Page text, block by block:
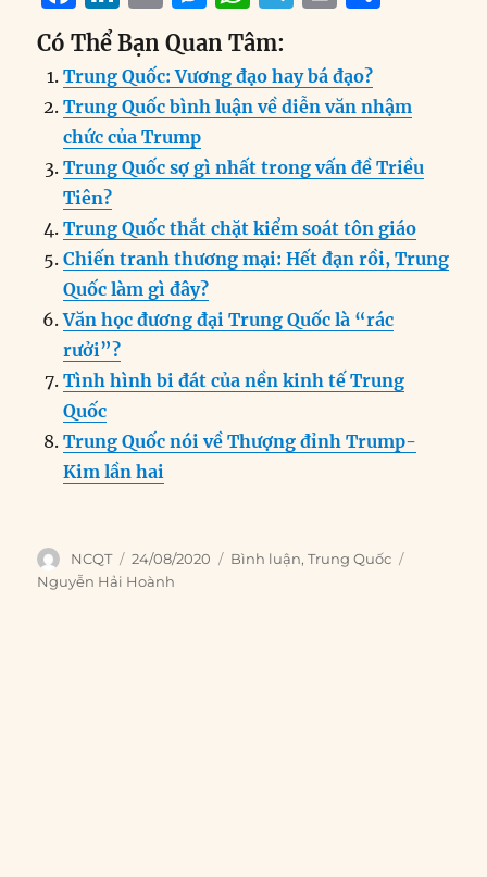
a
c
e
b
o
o
k
n
k
e
d
I
m
ai
l
e
ss
e
n
g
h
at
s
A
p
e
g
r
a
n
t
re
Có Thể Bạn Quan Tâm:
Trung Quốc: Vương đạo hay bá đạo?
Trung Quốc bình luận về diễn văn nhậm
chức của Trump
Trung Quốc sợ gì nhất trong vấn đề Triều
Tiên?
Trung Quốc thắt chặt kiểm soát tôn giáo
Chiến tranh thương mại: Hết đạn rồi, Trung
Quốc làm gì đây?
Văn học đương đại Trung Quốc là “rác
rưởi”?
Tình hình bi đát của nền kinh tế Trung
Quốc
Trung Quốc nói về Thượng đỉnh Trump-
Kim lần hai
Author
NCQT
Posted
on
24/08/2020 Categories
Bình luận,Trung Quốc
Nguyễn Hải Hoành